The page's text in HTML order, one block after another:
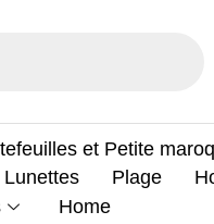
et Petite
Lunettes Plage
Home